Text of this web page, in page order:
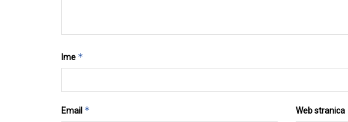
Ime *
Email * Web stranica